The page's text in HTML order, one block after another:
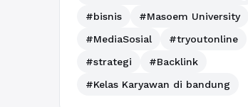
#bisnis
#Masoem University
#MediaSosial
#tryoutonline
#strategi
#Backlink
#Kelas Karyawan di bandung